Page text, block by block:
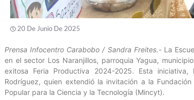
20 De Junio De 2025
Prensa Infocentro Carabobo / Sandra Freites.- La
en el sector Los Naranjillos, parroquia Yagua,
exitosa Feria Productiva 2024-2025. Esta
Rodríguez, quien extendió la invitación a la
Popular para la Ciencia y la Tecnología (Mincyt).